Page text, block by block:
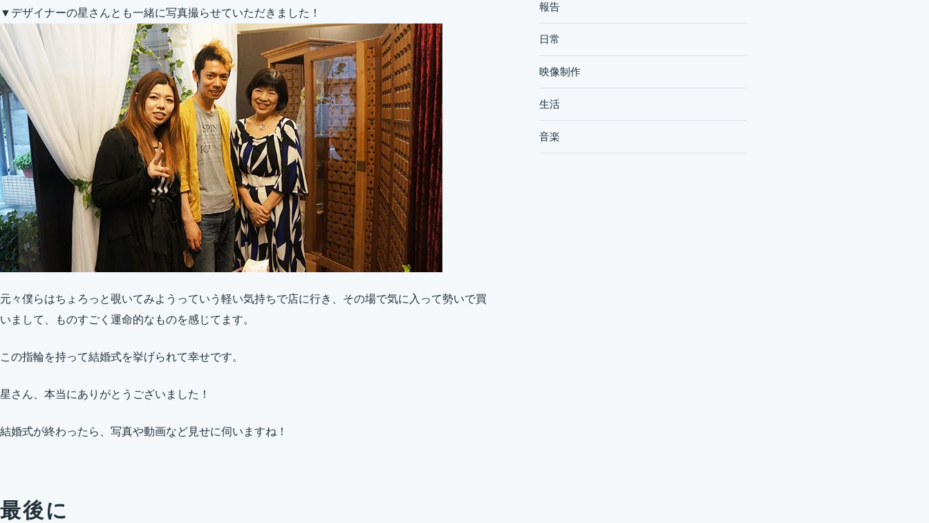
▼デザイナーの星さんとも一緒に写真撮らせていただきました！
元々僕らはちょろっと覗いてみようっていう軽い気持ちで店に行き、その場で気に入って勢いで買
いまして、ものすごく運命的なものを感じてます。
この指輪を持って結婚式を挙げられて幸せです。
星さん、本当にありがとうございました！
結婚式が終わったら、写真や動画など見せに伺いますね！
最後に
報告
日常
映像制作
生活
音楽